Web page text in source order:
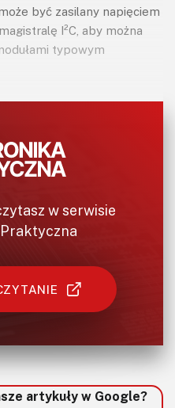
może być zasilany napięciem
I²C, aby można
typowym
w serwisie
artykuły w Google?